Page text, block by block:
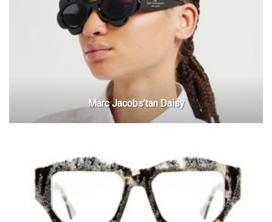
Marc Jacobs’tan Daisy